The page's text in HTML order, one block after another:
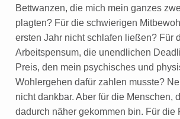
Bettwanzen, die mich mein ganzes
plagten? Für die schwierigen
ersten Jahr nicht schlafen ließen? Für
Arbeitspensum, die unendlichen
Preis, den mein psychisches und
Wohlergehen dafür zahlen musste?
nicht dankbar. Aber für die Menschen,
dadurch näher gekommen bin. Für die